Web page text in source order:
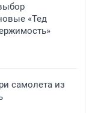
«Тед
самолета из